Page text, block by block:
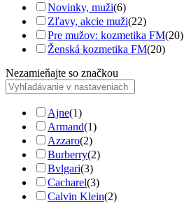
Novinky, muži(6)
Zľavy, akcie muži(22)
Pre mužov: kozmetika FM(20)
Ženská kozmetika FM(20)
Nezamieňajte so značkou
Ajne(1)
Armand(1)
Azzaro(2)
Burberry(2)
Bvlgari(3)
Cacharel(3)
Calvin Klein(2)